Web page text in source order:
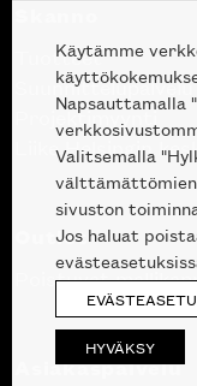
Tuotteet
Suunnittelupalvelu
Projektimyynti
Liike Helsingin
Outlet
Poistuvat
Asiakaspalvelu
Käytämme
Napsauttamalla
Valitsemalla
välttämättömien
sivuston
Jos haluat
HYVÄKSY